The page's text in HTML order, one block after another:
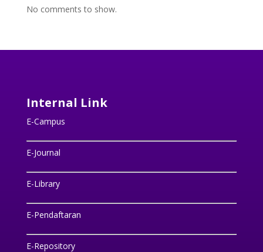
No comments to show.
Internal Link
E-Campus
E-Journal
E-Library
E-Pendaftaran
E-Repository